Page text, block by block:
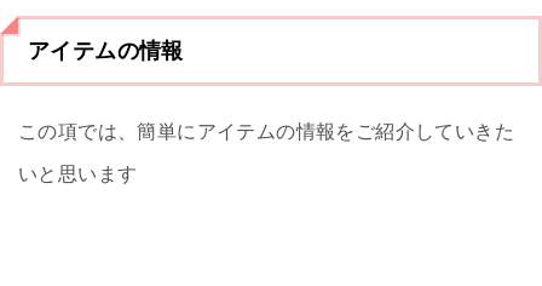
アイテムの情報
この項では、簡単にアイテムの情報をご紹介していきた
いと思います